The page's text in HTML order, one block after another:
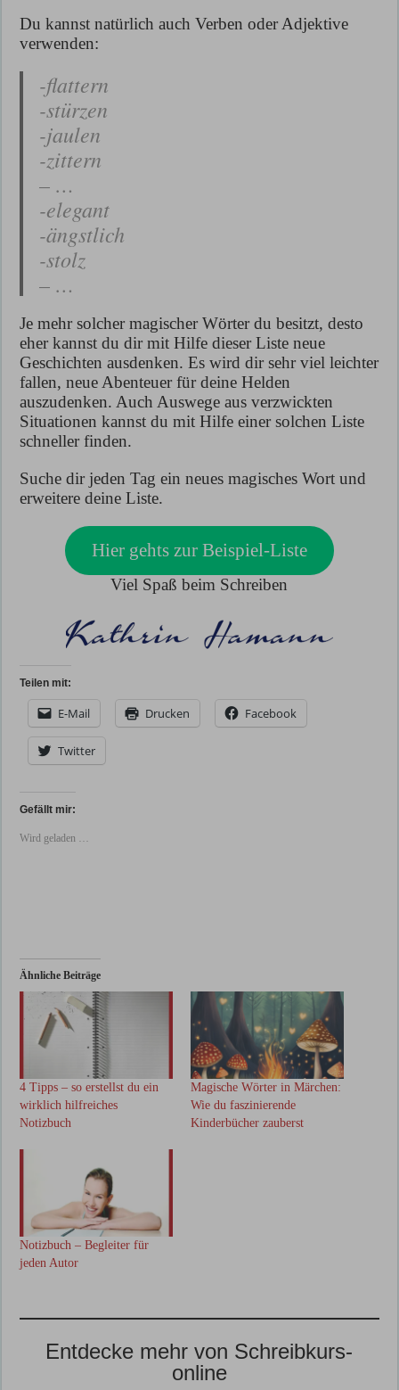
Du kannst natürlich auch Verben oder Adjektive
verwenden:
-flattern
-stürzen
-jaulen
-zittern
– …
-elegant
-ängstlich
-stolz
– …
Je mehr solcher magischer Wörter du besitzt, desto
eher kannst du dir mit Hilfe dieser Liste neue
Geschichten ausdenken. Es wird dir sehr viel leichter
fallen, neue Abenteuer für deine Helden
auszudenken. Auch Auswege aus verzwickten
Situationen kannst du mit Hilfe einer solchen Liste
schneller finden.
Suche dir jeden Tag ein neues magisches Wort und
erweitere deine Liste.
Hier gehts zur Beispiel-Liste
Viel Spaß beim Schreiben
Teilen mit:
E-Mail Drucken Facebook
Twitter
Gefällt mir:
Wird geladen …
Ähnliche Beiträge
4 Tipps – so erstellst du ein
wirklich hilfreiches
Notizbuch
Magische Wörter in Märchen:
Wie du faszinierende
Kinderbücher zauberst
Notizbuch – Begleiter für
jeden Autor
Entdecke mehr von Schreibkurs-
online